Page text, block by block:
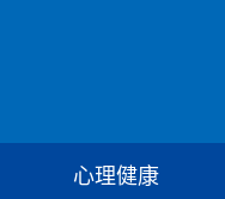
心理健康